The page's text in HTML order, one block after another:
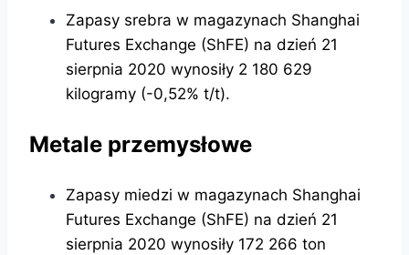
Zapasy srebra w magazynach Shanghai
Futures Exchange (ShFE) na dzień 21
sierpnia 2020 wynosiły 2 180 629
kilogramy (-0,52% t/t).
Metale przemysłowe
Zapasy miedzi w magazynach Shanghai
Futures Exchange (ShFE) na dzień 21
sierpnia 2020 wynosiły 172 266 ton